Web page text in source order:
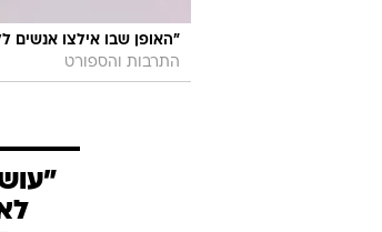
"האופן שבו אילצו אנשים
התרבות והספורט